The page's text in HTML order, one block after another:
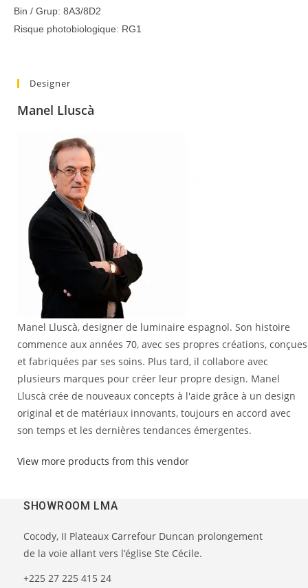
Bin / Grup: 8A3/8D2
Risque photobiologique: RG1
Designer
Manel Lluscà
Manel Lluscà, designer de luminaire espagnol. Son histoire
commence aux années 70, avec ses propres créations, conçues
et fabriquées par ses soins. Plus tard, il collabore avec
plusieurs marques pour créer leur propre design. Manel
Lluscà crée de nouveaux concepts à l'aide grâce à un design
original et de matériaux innovants, toujours en accord avec
son temps et les dernières tendances émergentes.
View more products from this vendor
SHOWROOM LMA
Cocody, II Plateaux Carrefour Duncan prolongement
de la voie allant vers l’église Ste Cécile.
+225 27 225 415 24